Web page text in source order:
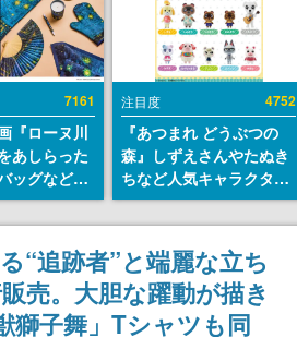
7161
『ローヌ川
あしらった
ッグなどが
21時より2
約販売
注目度 4752
『あつまれ どうぶつの
森』しずえさんやたぬき
ちなど人気キャラクター
のフロッキードールが9
月に発売開始。「とたけ
け」や「ちゃちゃまる」
も
“追跡者”と端麗な立ち
売。大胆な躍動が描き
獅子舞」Tシャツも同